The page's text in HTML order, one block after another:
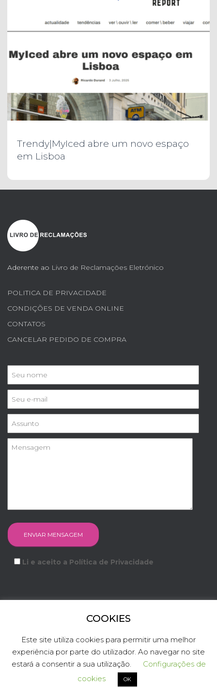
Trendy|MyIced abre um novo espaço
em Lisboa
Aderente ao Livro de Reclamações Eletrónico
POLITICA DE PRIVACIDADE
CONDIÇÕES DE VENDA ONLINE
CONTATOS
CANCELAR PEDIDO DE COMPRA
Li e aceito a Política de Privacidade
TWITTER
Hestia | Criado comThemeIsle
COOKIES
Este site utiliza cookies para permitir uma melhor
experiência por parte do utilizador. Ao navegar no site
estará a consentir a sua utilização.
Configurações de
cookies
OK